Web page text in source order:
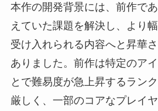
本作の開発背景には、前作で
えていた課題を解決し、より
受け入れられる内容へと昇華
ありました。前作は特定のア
とで難易度が急上昇するラン
厳しく、一部のコアなプレイ